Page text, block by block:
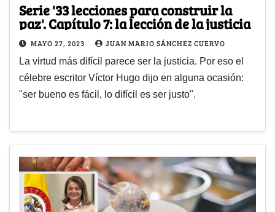
Serie '33 lecciones para construir la
paz'. Capítulo 7: la lección de la justicia
MAYO 27, 2023 JUAN MARIO SÁNCHEZ CUERVO
La virtud más difícil parece ser la justicia. Por eso el
célebre escritor Víctor Hugo dijo en alguna ocasión:
"ser bueno es fácil, lo difícil es ser justo".